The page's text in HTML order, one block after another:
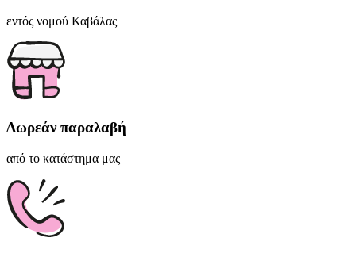
εντός νομού Καβάλας
Δωρεάν παραλαβή
από το κατάστημα μας